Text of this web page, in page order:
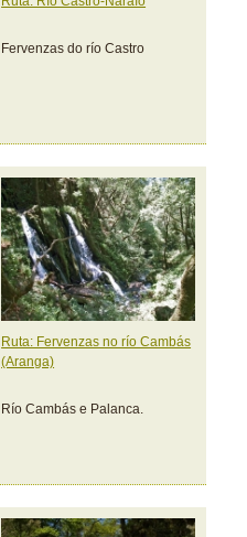
Fervenzas do río Castro
Ruta: Fervenzas no río Cambás
(Aranga)
Río Cambás e Palanca.